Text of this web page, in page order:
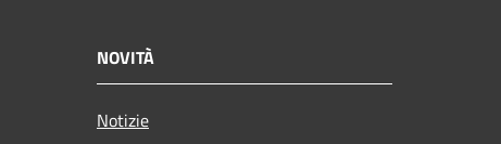
NOVITÀ
Notizie